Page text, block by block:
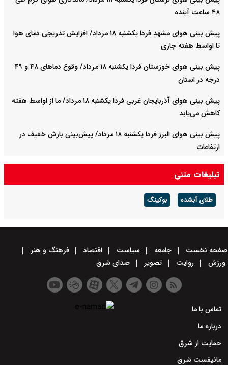
۴۸ ساعت آینده
پیش بینی هوای مشهد فردا یکشنبه ۱۸ مرداد/ افزایش تدریجی دمای هوا
تا اواسط هفته جاری
پیش بینی هوای خوزستان فردا یکشنبه ۱۸ مرداد/ وقوع دما‌های ۴۸ و ۴۹
درجه در استان
پیش بینی هوای آذربایجان غربی فردا یکشنبه ۱۸ مرداد/ ما از اواسط هفته
کاهش می‌یابد
پیش بینی هوای البرز فردا یکشنبه ۱۸ مرداد/ پیش‌بینی بارش خفیف در
ارتفاعات
تبلیغات متنی
طلای آبشده بوکینگ
صفحه نخست جامعه سیاست اقتصاد
فرهنگ و هنر
ورزش
روایت تصویر صدای شرق
تماس با ما
درباره ما
حمایت از شرق
مانیفست شرق